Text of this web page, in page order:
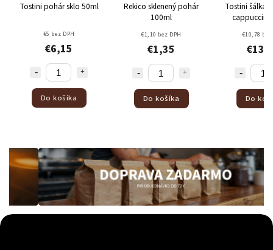
Tostini pohár sklo 50ml
€5 bez DPH
€6,15
Do košíka
Rekico sklenený pohár
100ml
€1,10 bez DPH
€1,35
Do košíka
Tostini šálka
€10,78 bez
Do